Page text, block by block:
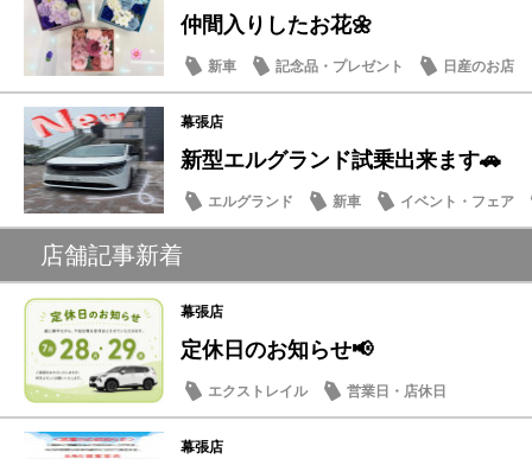
仲間入りしたお花🌼
新車 記念品・プレゼント 日産のお店
幕張店
新型エルグランド試乗出来ます🚗
エルグランド 新車 イベント・フェア
店舗記事新着
幕張店
定休日のお知らせ📢
エクストレイル 営業日・店休日
幕張店